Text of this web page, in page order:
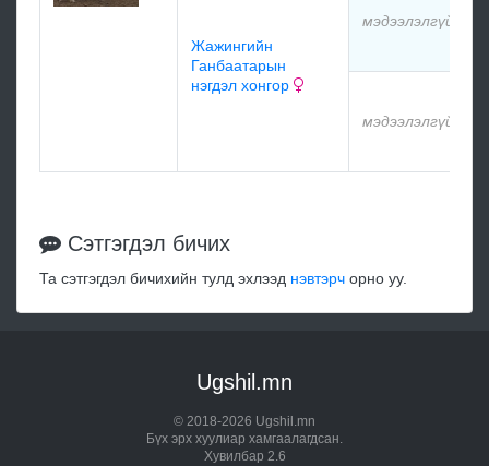
Жажингийн
Ганбаатарын
нэгдэл хонгор
мэдээлэлгүй
мэдээлэлгүй
Сэтгэгдэл бичих
Та сэтгэгдэл бичихийн тулд эхлээд нэвтэрч орно уу.
Ugshil.mn
© 2018-2026 Ugshil.mn
Бүх эрх хуулиар хамгаалагдсан.
Хувилбар 2.6